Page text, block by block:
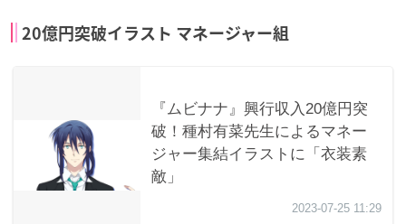
20億円突破イラスト マネージャー組